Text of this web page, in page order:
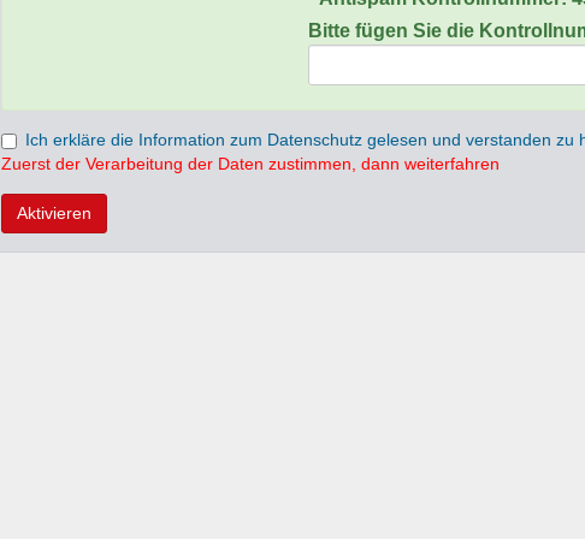
Bitte fügen Sie die
Ich erkläre die Information zum Datenschutz gelesen und verstanden zu
Zuerst der Verarbeitung der Daten zustimmen, dann weiterfahren
Aktivieren